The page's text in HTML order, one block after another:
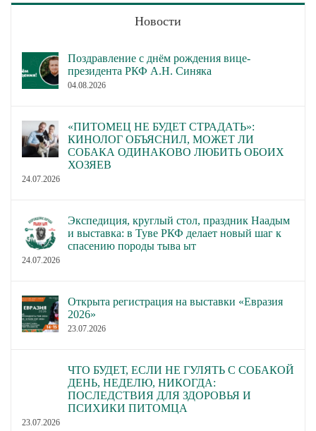
Новости
Поздравление с днём рождения вице-
президента РКФ А.Н. Синяка
04.08.2026
«ПИТОМЕЦ НЕ БУДЕТ СТРАДАТЬ»:
КИНОЛОГ ОБЪЯСНИЛ, МОЖЕТ ЛИ
СОБАКА ОДИНАКОВО ЛЮБИТЬ ОБОИХ
ХОЗЯЕВ
24.07.2026
Экспедиция, круглый стол, праздник Наадым
и выставка: в Туве РКФ делает новый шаг к
спасению породы тыва ыт
24.07.2026
Открыта регистрация на выставки «Евразия
2026»
23.07.2026
ЧТО БУДЕТ, ЕСЛИ НЕ ГУЛЯТЬ С СОБАКОЙ
ДЕНЬ, НЕДЕЛЮ, НИКОГДА:
ПОСЛЕДСТВИЯ ДЛЯ ЗДОРОВЬЯ И
ПСИХИКИ ПИТОМЦА
23.07.2026